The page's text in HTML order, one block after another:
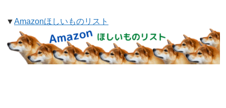
▼Amazonほしいものリスト